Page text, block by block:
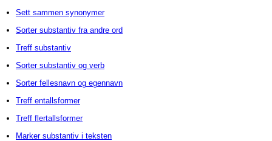
Sett sammen synonymer
Sorter substantiv fra andre ord
Treff substantiv
Sorter substantiv og verb
Sorter fellesnavn og egennavn
Treff entallsformer
Treff flertallsformer
Marker substantiv i teksten